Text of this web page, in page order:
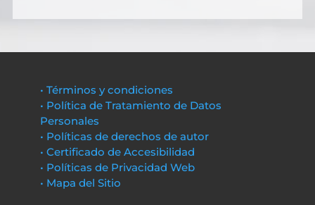
• Términos y condiciones
• Política de Tratamiento de Datos
Personales
• Políticas de derechos de autor
• Certificado de Accesibilidad
• Políticas de Privacidad Web
• Mapa del Sitio